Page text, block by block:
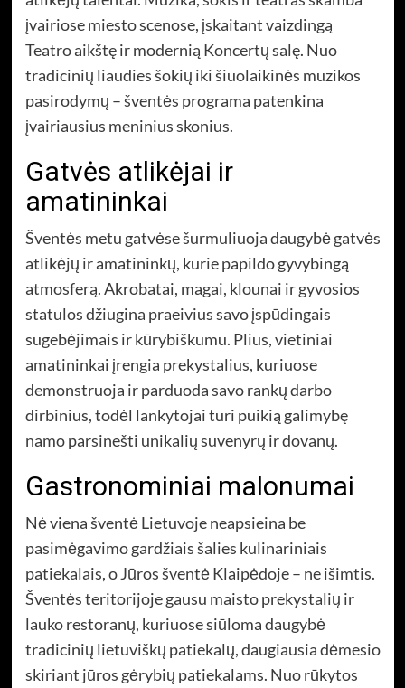
įvairiose miesto scenose, įskaitant vaizdingą
Teatro aikštę ir modernią Koncertų salę. Nuo
tradicinių liaudies šokių iki šiuolaikinės muzikos
pasirodymų – šventės programa patenkina
įvairiausius meninius skonius.
Gatvės atlikėjai ir
amatininkai
Šventės metu gatvėse šurmuliuoja daugybė gatvės
atlikėjų ir amatininkų, kurie papildo gyvybingą
atmosferą. Akrobatai, magai, klounai ir gyvosios
statulos džiugina praeivius savo įspūdingais
sugebėjimais ir kūrybiškumu. Plius, vietiniai
amatininkai įrengia prekystalius, kuriuose
demonstruoja ir parduoda savo rankų darbo
dirbinius, todėl lankytojai turi puikią galimybę
namo parsinešti unikalių suvenyrų ir dovanų.
Gastronominiai malonumai
Nė viena šventė Lietuvoje neapsieina be
pasimėgavimo gardžiais šalies kulinariniais
patiekalais, o Jūros šventė Klaipėdoje – ne išimtis.
Šventės teritorijoje gausu maisto prekystalių ir
lauko restoranų, kuriuose siūloma daugybė
tradicinių lietuviškų patiekalų, daugiausia dėmesio
skiriant jūros gėrybių patiekalams. Nuo rūkytos